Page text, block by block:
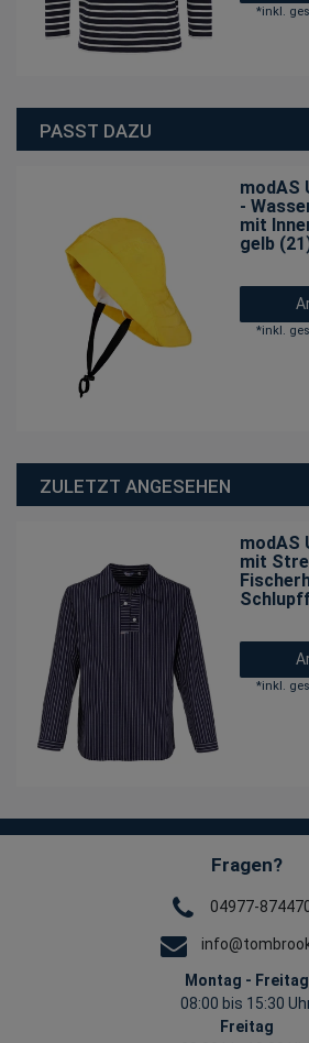
*inkl.
PASST DAZU
modAS
-
mit
gelb
*inkl.
ZULETZT ANGESEHEN
modAS
mit
*inkl.
Fragen?
04977-
Montag - Freitag
08:00 bis 15:30
Freitag